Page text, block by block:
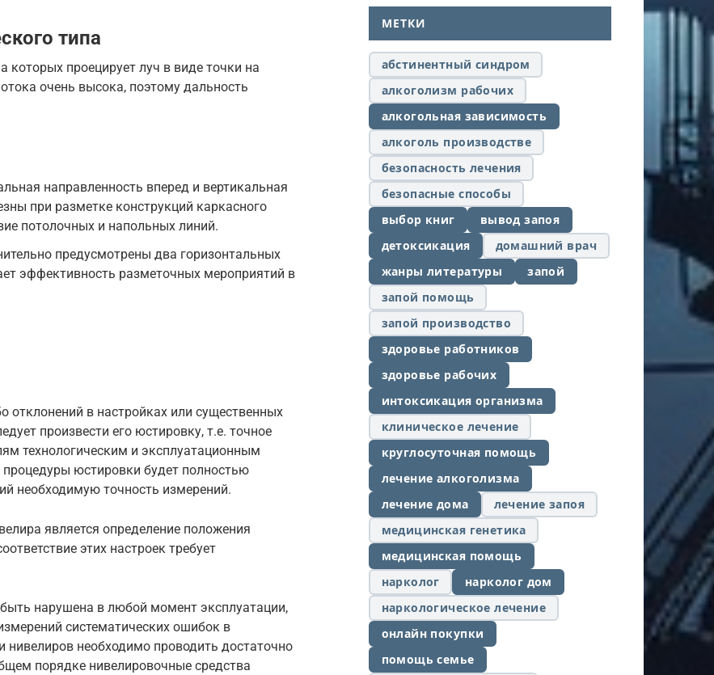
типа
которых проецирует луч в виде точки на
очень высока, поэтому дальность
направленность вперед и вертикальная
при разметке конструкций каркасного
потолочных и напольных линий.
предусмотрены два горизонтальных
эффективность разметочных мероприятий в
отклонений в настройках или существенных
произвести его юстировку, т.е. точное
технологическим и эксплуатационным
юстировки будет полностью
необходимую точность измерений.
является определение положения
этих настроек требует
нарушена в любой момент эксплуатации,
систематических ошибок в
нивелиров необходимо проводить достаточно
порядке нивелировочные средства
МЕТКИ
абстинентный синдром
алкоголизм рабочих
алкогольная зависимость
алкоголь производстве
безопасность лечения
безопасные способы
выбор книг
вывод запоя
детоксикация
домашний врач
жанры литературы
запой
запой помощь
запой производство
здоровье работников
здоровье рабочих
интоксикация организма
клиническое лечение
круглосуточная помощь
лечение алкоголизма
лечение дома
лечение запоя
медицинская генетика
медицинская помощь
нарколог
нарколог дом
наркологическое лечение
онлайн покупки
помощь семье